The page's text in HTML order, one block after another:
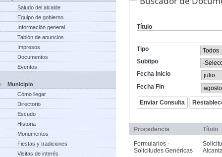
Saludo del alcalde
Equipo de gobierno
Información general
Tablón de anuncios
Impresos
Documentos
Eventos
Municipio
Cómo llegar
Directorio
Escudo
Historia
Monumentos
Fiestas y tradiciones
Visitas de interés
Título
Tipo
Subtipo
Fecha Inicio
Fecha Fin
Procedencia Título
Formularios -
Solicitudes Genéricas